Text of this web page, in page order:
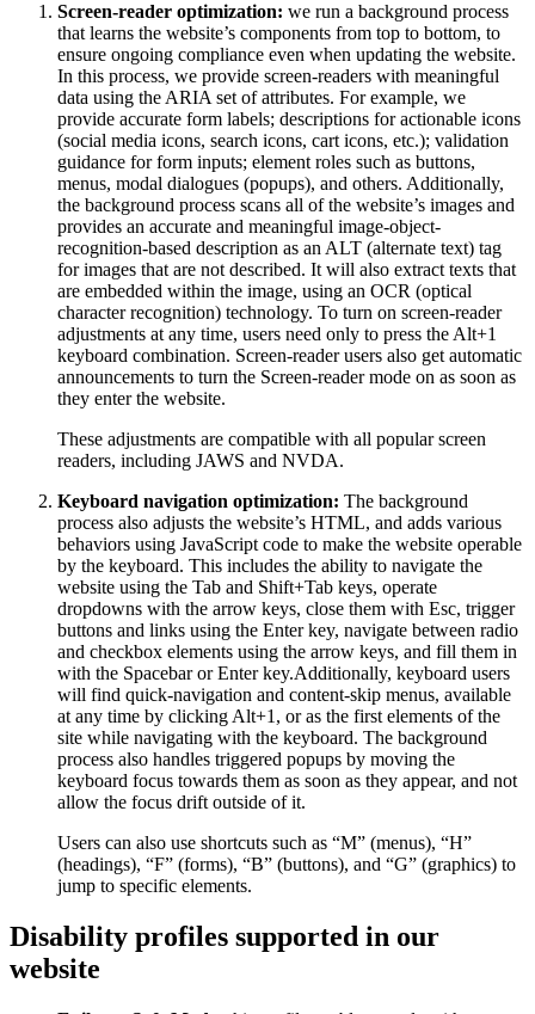
Screen-reader optimization: we run a background process
that learns the website’s components from top to bottom, to
ensure ongoing compliance even when updating the website.
In this process, we provide screen-readers with meaningful
data using the ARIA set of attributes. For example, we
provide accurate form labels; descriptions for actionable icons
(social media icons, search icons, cart icons, etc.); validation
guidance for form inputs; element roles such as buttons,
menus, modal dialogues (popups), and others. Additionally,
the background process scans all of the website’s images and
provides an accurate and meaningful image-object-
recognition-based description as an ALT (alternate text) tag
for images that are not described. It will also extract texts that
are embedded within the image, using an OCR (optical
character recognition) technology. To turn on screen-reader
adjustments at any time, users need only to press the Alt+1
keyboard combination. Screen-reader users also get automatic
announcements to turn the Screen-reader mode on as soon as
they enter the website.
These adjustments are compatible with all popular screen
readers, including JAWS and NVDA.
Keyboard navigation optimization: The background
process also adjusts the website’s HTML, and adds various
behaviors using JavaScript code to make the website operable
by the keyboard. This includes the ability to navigate the
website using the Tab and Shift+Tab keys, operate
dropdowns with the arrow keys, close them with Esc, trigger
buttons and links using the Enter key, navigate between radio
and checkbox elements using the arrow keys, and fill them in
with the Spacebar or Enter key.Additionally, keyboard users
will find quick-navigation and content-skip menus, available
at any time by clicking Alt+1, or as the first elements of the
site while navigating with the keyboard. The background
process also handles triggered popups by moving the
keyboard focus towards them as soon as they appear, and not
allow the focus drift outside of it.
Users can also use shortcuts such as “M” (menus), “H”
(headings), “F” (forms), “B” (buttons), and “G” (graphics) to
jump to specific elements.
Disability profiles supported in our
website